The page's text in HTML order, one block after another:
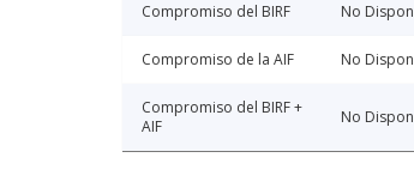
Compromiso del BIRF No
Compromiso de la AIF No
Compromiso del BIRF +
AIF
No